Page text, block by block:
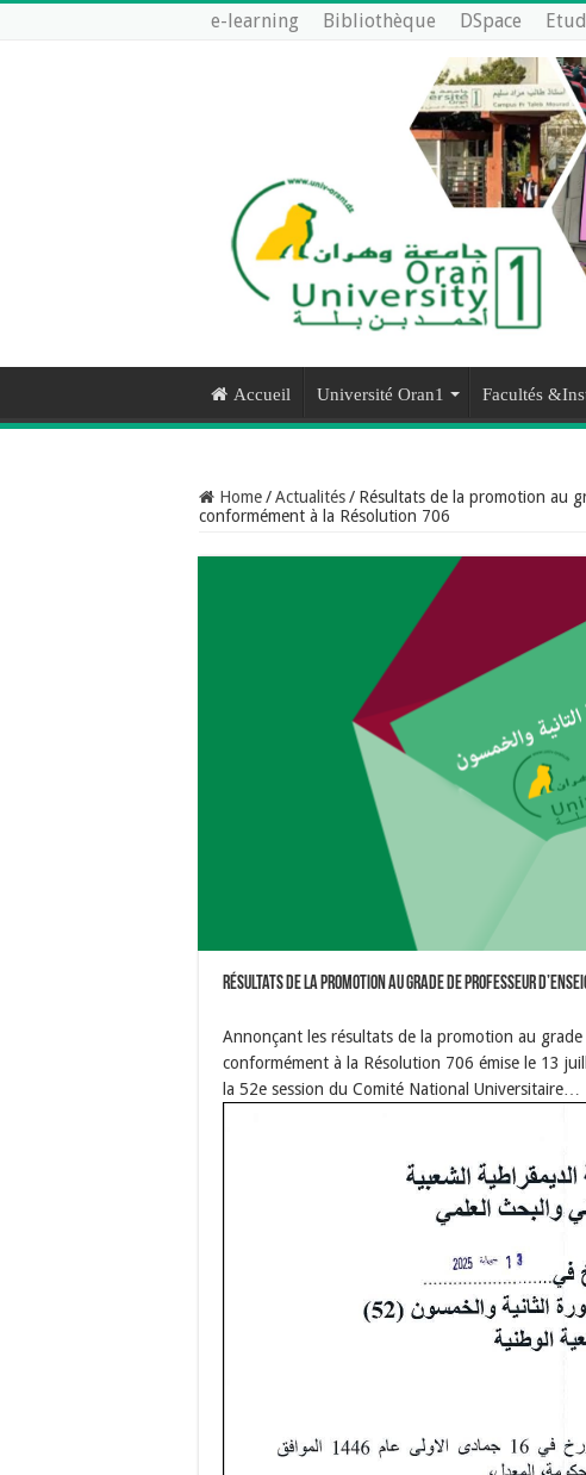
e-learning Bibliothèque DSpace
Accueil Université Oran1 Facultés
Home/Actualités/ Résultats de la promotion au
conformément à la Résolution 706
Résultats de la promotion au grade de professeur
Annonçant les résultats de la promotion au
conformément à la Résolution 706 émise le 13
la 52e session du Comité National Universitaire…